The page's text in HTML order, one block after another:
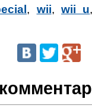
, wii, wii u